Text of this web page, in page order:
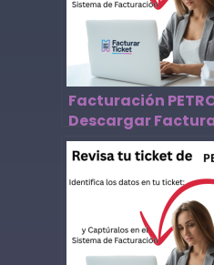
Facturación
Descargar